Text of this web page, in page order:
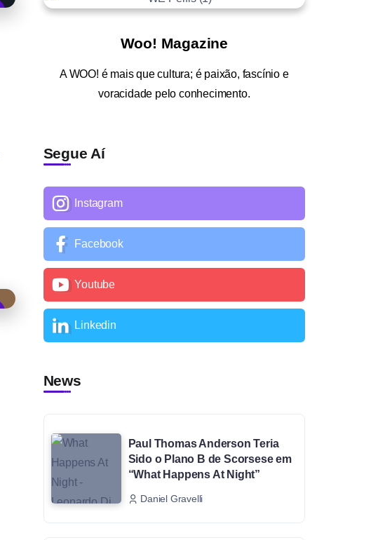
Woo! Magazine
AWOO! é mais que cultura; é paixão, fascínio e
voracidade pelo conhecimento.
Segue Aí
Instagram
Facebook
Youtube
Linkedin
News
Paul Thomas Anderson Teria
Sido o Plano B de Scorsese em
“What Happens At Night”
Daniel Gravelli